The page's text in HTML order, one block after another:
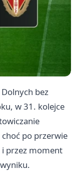
bez
w 31. kolejce
choć po przerwie
i przez moment